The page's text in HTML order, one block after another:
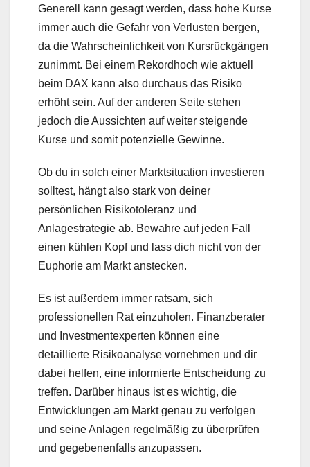
Generell kann gesagt werden, dass hohe Kurse
immer auch die Gefahr von Verlusten bergen,
da die Wahrscheinlichkeit von Kursrückgängen
zunimmt. Bei einem Rekordhoch wie aktuell
beim DAX kann also durchaus das Risiko
erhöht sein. Auf der anderen Seite stehen
jedoch die Aussichten auf weiter steigende
Kurse und somit potenzielle Gewinne.
Ob du in solch einer Marktsituation investieren
solltest, hängt also stark von deiner
persönlichen Risikotoleranz und
Anlagestrategie ab. Bewahre auf jeden Fall
einen kühlen Kopf und lass dich nicht von der
Euphorie am Markt anstecken.
Es ist außerdem immer ratsam, sich
professionellen Rat einzuholen. Finanzberater
und Investmentexperten können eine
detaillierte Risikoanalyse vornehmen und dir
dabei helfen, eine informierte Entscheidung zu
treffen. Darüber hinaus ist es wichtig, die
Entwicklungen am Markt genau zu verfolgen
und seine Anlagen regelmäßig zu überprüfen
und gegebenenfalls anzupassen.